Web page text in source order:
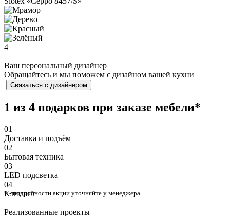
4
Ваш персональный дизайнер
Обращайтесь и мы поможем с дизайном вашей кухни
Связаться с дизайнером
1 из 4 подарков при заказе мебели*
01
Доставка и подъём
02
Бытовая техника
03
⁠LED подсветка
04
Клининг
* - подробности акции уточняйте у менеджера
Реализованные проекты